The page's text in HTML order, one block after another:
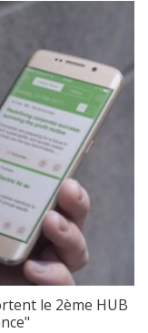
le 2ème HUB